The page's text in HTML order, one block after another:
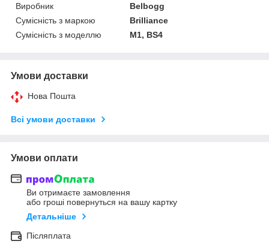
Виробник
Belbogg
Сумісність з маркою
Brilliance
Сумісність з моделлю
M1, BS4
Умови доставки
Нова Пошта
Всі умови доставки
Умови оплати
Ви отримаєте замовлення
або гроші повернуться на вашу картку
Детальніше
Післяплата